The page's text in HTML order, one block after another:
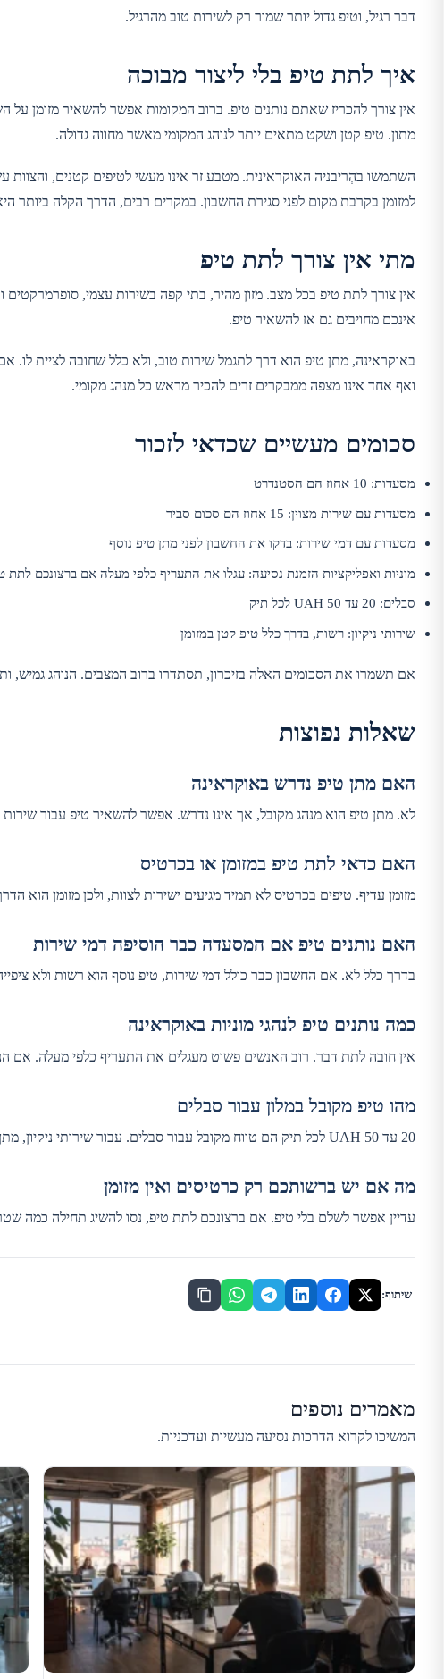
דבר רגיל, וטיפ גדול יותר שמור רק לשירות טוב מהרגיל.
איך לתת טיפ בלי ליצור מבוכה
אין צורך להכריז שאתם נותנים טיפ. ברוב המקומות אפשר להשאיר מזומן
מתון. טיפ קטן ושקט מתאים יותר לנוהג המקומי מאשר מחווה גדולה.
השתמשו בהְריבניה האוקראינית. מטבע זר אינו מעשי לטיפים קטנים,
למזומן בקרבת מקום לפני סגירת החשבון. במקרים רבים, הדרך הקלה
מתי אין צורך לתת טיפ
אין צורך לתת טיפ בכל מצב. מזון מהיר, בתי קפה בשירות עצמי, סופרמרקטים
אינכם מחויבים גם אז להשאיר טיפ.
באוקראינה, מתן טיפ הוא דרך לתגמל שירות טוב, ולא כלל שחובה לציית
ואף אחד אינו מצפה ממבקרים זרים להכיר מראש כל מנהג מקומי.
סכומים מעשיים שכדאי לזכור
מסעדות: 10 אחוז הם הסטנדרט
מסעדות עם שירות מצוין: 15 אחוז הם סכום סביר
מסעדות עם דמי שירות: בדקו את החשבון לפני מתן טיפ נוסף
מוניות ואפליקציות הזמנת נסיעה: עגלו את התעריף כלפי מעלה אם ברצונכם לתת
סבלים: 20 עד 50 UAH לכל תיק
שירותי ניקיון: רשות, בדרך כלל טיפ קטן במזומן
אם תשמרו את הסכומים האלה בזיכרון, תסתדרו ברוב המצבים. הנוהג גמיש,
שאלות נפוצות
האם מתן טיפ נדרש באוקראינה
לא. מתן טיפ הוא מנהג מקובל, אך אינו נדרש. אפשר להשאיר טיפ עבור
האם כדאי לתת טיפ במזומן או בכרטיס
מזומן עדיף. טיפים בכרטיס לא תמיד מגיעים ישירות לצוות, ולכן מזומן הוא
האם נותנים טיפ אם המסעדה כבר הוסיפה דמי שירות
בדרך כלל לא. אם החשבון כבר כולל דמי שירות, טיפ נוסף הוא רשות ולא
כמה נותנים טיפ לנהגי מוניות באוקראינה
אין חובה לתת דבר. רוב האנשים פשוט מעגלים את התעריף כלפי מעלה. אם
מהו טיפ מקובל במלון עבור סבלים
20 עד 50 UAH לכל תיק הם טווח מקובל עבור סבלים. עבור שירותי ניקיון, מתן הטיפ הוא רשות ובדרך כלל קטן יותר.
מה אם יש ברשותכם רק כרטיסים ואין מזומן
עדיין אפשר לשלם בלי טיפ. אם ברצונכם לתת טיפ, נסו להשיג תחילה כמה
שיתוף:
מאמרים נוספים
המשיכו לקרוא הדרכות נסיעה מעשיות ועדכניות.